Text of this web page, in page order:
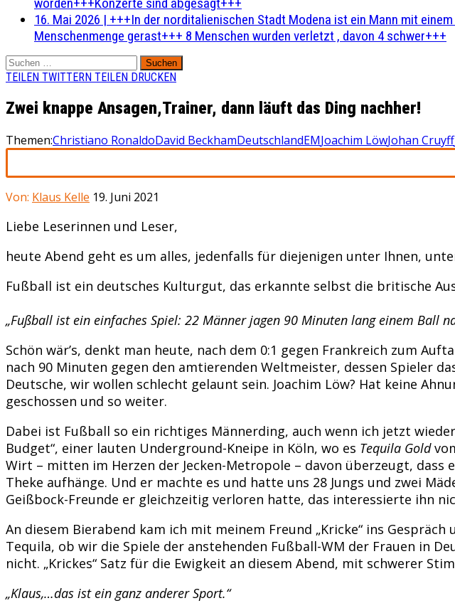
16. Mai 2026 | +++In der norditalienischen Stadt Modena ist ein Mann mit
Menschenmenge gerast+++ 8 Menschen wurden verletzt , davon 4 schwer+++
Suchen
nach:
TEILEN TWITTERN TEILEN DRUCKEN
Zwei knappe Ansagen,Trainer, dann läuft das Ding nachher!
Themen:Christiano RonaldoDavid BeckhamDeutschlandEMJoachim LöwJohan Cruyff
Von: Klaus Kelle 19. Juni 2021
Liebe Leserinnen und Leser,
heute Abend geht es um alles, jedenfalls für diejenigen unter Ihnen,
Fußball ist ein deutsches Kulturgut, das erkannte selbst die britische
„Fußball ist ein einfaches Spiel: 22 Männer jagen 90 Minuten lang einem Ball
Schön wär’s, denkt man heute, nach dem 0:1 gegen Frankreich zum
nach 90 Minuten gegen den amtierenden Weltmeister, dessen Spieler
Deutsche, wir wollen schlecht gelaunt sein. Joachim Löw? Hat keine
geschossen und so weiter.
Dabei ist Fußball so ein richtiges Männerding, auch wenn ich jetzt
Budget“, einer lauten Underground-Kneipe in Köln, wo es Tequila Gold
Wirt – mitten im Herzen der Jecken-Metropole – davon überzeugt,
Theke aufhänge. Und er machte es und hatte uns 28 Jungs und zwei
Geißbock-Freunde er gleichzeitig verloren hatte, das interessierte ihn
An diesem Bierabend kam ich mit meinem Freund „Kricke“ ins
Tequila, ob wir die Spiele der anstehenden Fußball-WM der Frauen in
nicht. „Krickes“ Satz für die Ewigkeit an diesem Abend, mit schwerer
„Klaus,…das ist ein ganz anderer Sport.“